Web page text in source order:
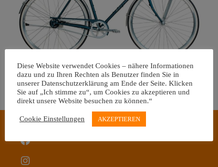
Zum Fahrradkatalog
Entdecken Sie unser Sortiment!
Facebook
Instagram
Diese Website verwendet Cookies – nähere Informationen
dazu und zu Ihren Rechten als Benutzer finden Sie in
unserer Datenschutzerklärung am Ende der Seite. Klicken
Sie auf „Ich stimme zu“, um Cookies zu akzeptieren und
direkt unsere Website besuchen zu können.“
Cookie Einstellungen AKZEPTIEREN